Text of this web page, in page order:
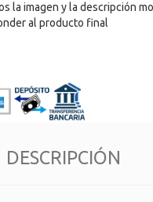
la imagen y la descripción
al producto final
DESCRIPCIÓN